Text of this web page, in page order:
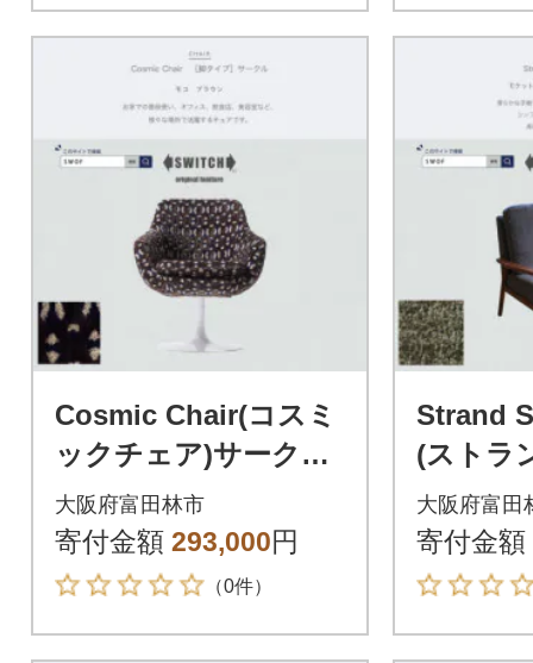
Cosmic Chair(コスミ
ックチェア)サークル
脚 モコ ブラウン【S
WOF】
大阪府富田林市
寄付金額 293,000円
（0件）
Strand
(ストラ
ケット
シュブ
F】
大阪府富田
寄付金額